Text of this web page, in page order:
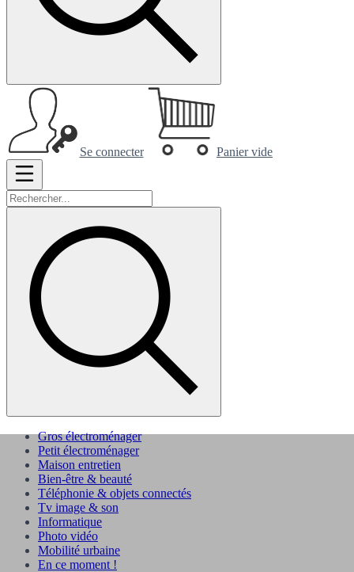
Se connecter Panier vide
Gros électroménager
Petit électroménager
Maison entretien
Bien-être & beauté
Téléphonie & objets connectés
Tv image & son
Informatique
Photo vidéo
Mobilité urbaine
En ce moment !